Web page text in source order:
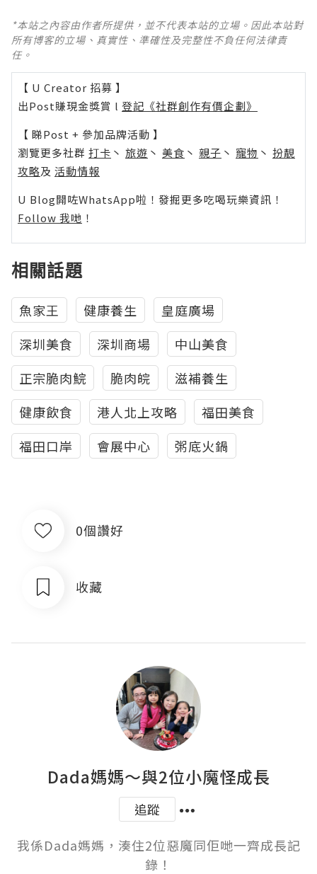
*本站之內容由作者所提供，並不代表本站的立場。因此本站對
所有博客的立場、真實性、準確性及完整性不負任何法律責
任。
【 U Creator 招募 】
出Post賺現金獎賞 l 登記《社群創作有價企劃》
【 睇Post + 參加品牌活動 】
瀏覽更多社群 打卡 丶 旅遊 丶 美食 丶 親子 丶 寵物 丶 扮靚
攻略及 活動情報
U Blog開咗WhatsApp啦！發掘更多吃喝玩樂資訊！
Follow 我哋 ！
相關話題
魚家王 健康養生
皇庭廣場
深圳美食
深圳商場
中山美食
正宗脆肉鯇
脆肉皖
滋補養生
健康飲食
港人北上攻略
福田美食
福田口岸
會展中心 粥底火鍋
0個讚好
收藏
Dada媽媽～與2位小魔怪成長
追蹤
我係Dada媽媽，湊住2位惡魔同佢哋一齊成長記
錄！